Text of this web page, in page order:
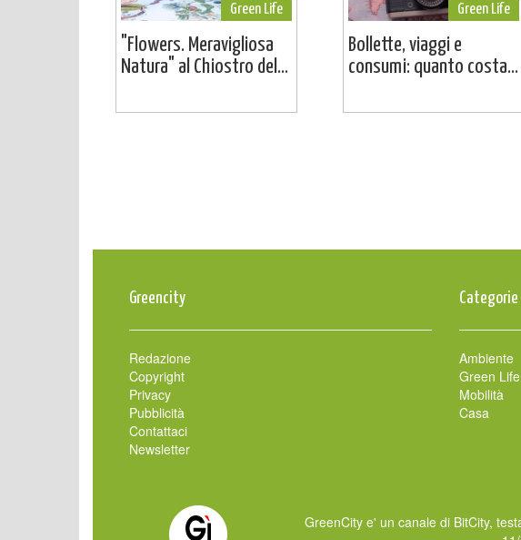
Green Life
"Flowers. Meravigliosa
Natura" al Chiostro del...
Green Life
Bollette, viaggi e
consumi: quanto costa...
Greencity
Redazione
Copyright
Privacy
Pubblicità
Contattaci
Newsletter
Categorie
Ambiente
Green Life
Mobilità
Casa
GreenCity e' un canale di BitCity,